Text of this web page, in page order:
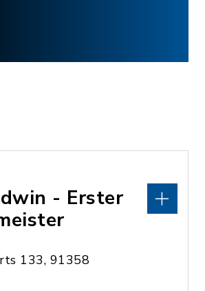
- Erster
133, 91358